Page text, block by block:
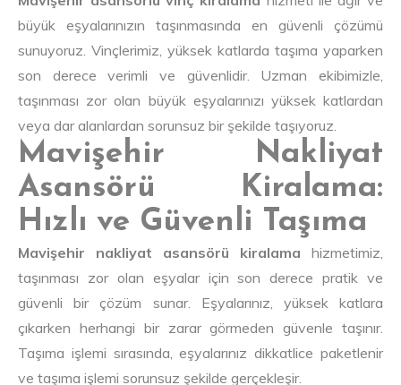
büyük eşyalarınızın taşınmasında en güvenli çözümü
sunuyoruz. Vinçlerimiz, yüksek katlarda taşıma yaparken
son derece verimli ve güvenlidir. Uzman ekibimizle,
taşınması zor olan büyük eşyalarınızı yüksek katlardan
veya dar alanlardan sorunsuz bir şekilde taşıyoruz.
Mavişehir Nakliyat
Asansörü Kiralama:
Hızlı ve Güvenli Taşıma
Mavişehir nakliyat asansörü kiralama hizmetimiz,
taşınması zor olan eşyalar için son derece pratik ve
güvenli bir çözüm sunar. Eşyalarınız, yüksek katlara
çıkarken herhangi bir zarar görmeden güvenle taşınır.
Taşıma işlemi sırasında, eşyalarınız dikkatlice paketlenir
ve taşıma işlemi sorunsuz şekilde gerçekleşir.